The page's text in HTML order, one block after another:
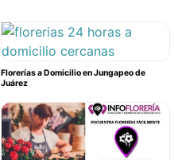
Florerías a Domicilio en Jungapeo de
Juárez